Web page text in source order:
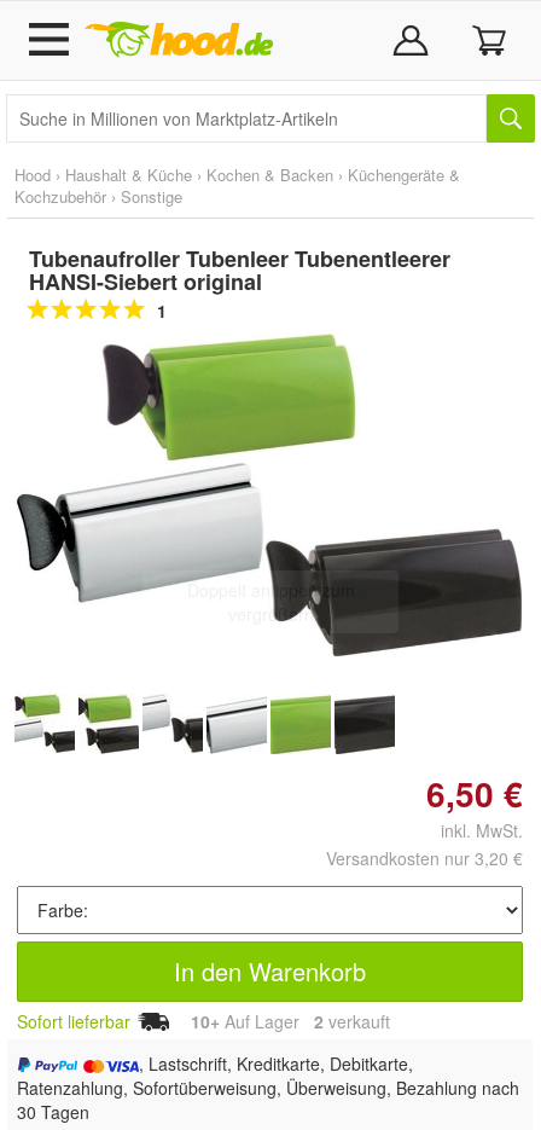
Hood › Haushalt & Küche › Kochen & Backen › Küchengeräte &
Kochzubehör › Sonstige
Tubenaufroller Tubenleer Tubenentleerer
HANSI-Siebert original
1
Doppelt antippen zum
vergrößern
6,50 €
inkl. MwSt.
Versandkosten nur 3,20 €
In den Warenkorb
Sofort lieferbar 10+ Auf Lager 2 verkauft
, Lastschrift, Kreditkarte, Debitkarte,
Ratenzahlung, Sofortüberweisung, Überweisung, Bezahlung nach
30 Tagen